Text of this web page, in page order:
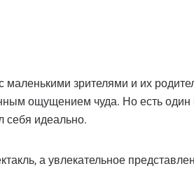
маленькими зрителями и их
ощущением чуда. Но есть
себя идеально.
а увлекательное